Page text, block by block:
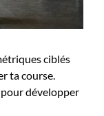
ciblés
ta course.
développer